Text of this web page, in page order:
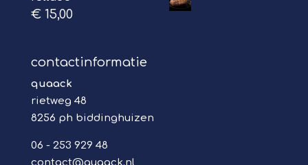
€15,00
contactinformatie
quaack
rietweg 48
8256 ph biddinghuizen
06 - 253 929 48
contact@quaack.nl